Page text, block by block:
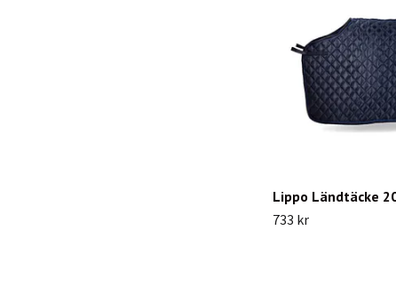
Lippo Ländtäcke
733 kr